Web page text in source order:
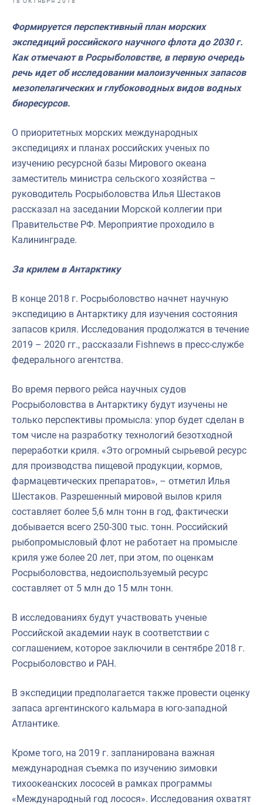
Выставки и конференции
Научно-практическая литература
Рыбоохрана России
Укрепление духовно-нравственных ценностей
События в России и мире
Формируется перспективный план морских
экспедиций российского научного флота до 2030 г.
Как отмечают в Росрыболовстве, в первую очередь
речь идет об исследовании малоизученных запасов
мезопелагических и глубоководных видов водных
биоресурсов.
О приоритетных морских международных
экспедициях и планах российских ученых по
изучению ресурсной базы Мирового океана
заместитель министра сельского хозяйства –
руководитель Росрыболовства Илья Шестаков
рассказал на заседании Морской коллегии при
Правительстве РФ. Мероприятие проходило в
Калининграде.
За крилем в Антарктику
В конце 2018 г. Росрыболовство начнет научную
экспедицию в Антарктику для изучения состояния
запасов криля. Исследования продолжатся в течение
2019 – 2020 гг., рассказали Fishnews в пресс-службе
федерального агентства.
Во время первого рейса научных судов
Росрыболовства в Антарктику будут изучены не
только перспективы промысла: упор будет сделан в
том числе на разработку технологий безотходной
переработки криля. «Это огромный сырьевой ресурс
для производства пищевой продукции, кормов,
фармацевтических препаратов», – отметил Илья
Шестаков. Разрешенный мировой вылов криля
составляет более 5,6 млн тонн в год, фактически
добывается всего 250-300 тыс. тонн. Российский
рыбопромысловый флот не работает на промысле
криля уже более 20 лет, при этом, по оценкам
Росрыболовства, недоиспользуемый ресурс
составляет от 5 млн до 15 млн тонн.
В исследованиях будут участвовать ученые
Российской академии наук в соответствии с
соглашением, которое заключили в сентябре 2018 г.
Росрыболовство и РАН.
В экспедиции предполагается также провести оценку
запаса аргентинского кальмара в юго-западной
Атлантике.
Кроме того, на 2019 г. запланирована важная
международная съемка по изучению зимовки
тихоокеанских лососей в рамках программы
«Международный год лосося». Исследования охватят